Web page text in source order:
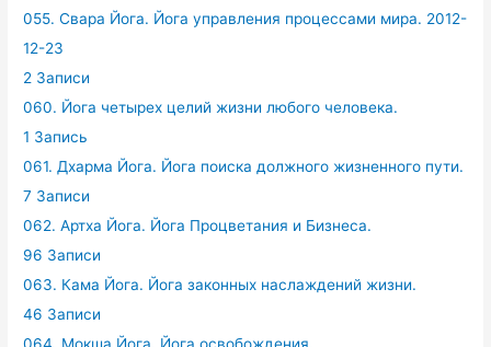
055. Свара Йога. Йога управления процессами мира. 2012-
12-23
2 Записи
060. Йога четырех целий жизни любого человека.
1 Запись
061. Дхарма Йога. Йога поиска должного жизненного пути.
7 Записи
062. Артха Йога. Йога Процветания и Бизнеса.
96 Записи
063. Кама Йога. Йога законных наслаждений жизни.
46 Записи